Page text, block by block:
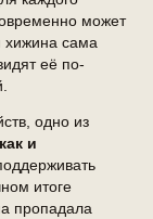
может
хижина сама
её по-
одно из
и
итоге
пропадала